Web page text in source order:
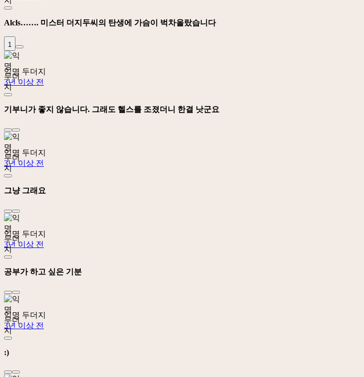
Alcls……. 미스터 더지두씨의 탄생에 가슴이 벅차올랐습니다
1
익명 두더지
3년 이상 전
기부니가 좋지 않습니다. 그래도 헬스를 조졌더니 한결 낫군요
익명 두더지
3년 이상 전
그냥 그래요
익명 두더지
3년 이상 전
공부가 하고 싶은 기분
익명 두더지
3년 이상 전
:)